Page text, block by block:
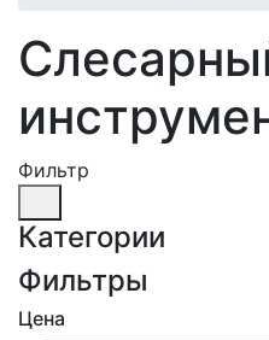
Фильтр
Категории
Фильтры
Цена